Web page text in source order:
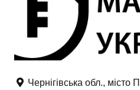
Чернігівська обл., місто